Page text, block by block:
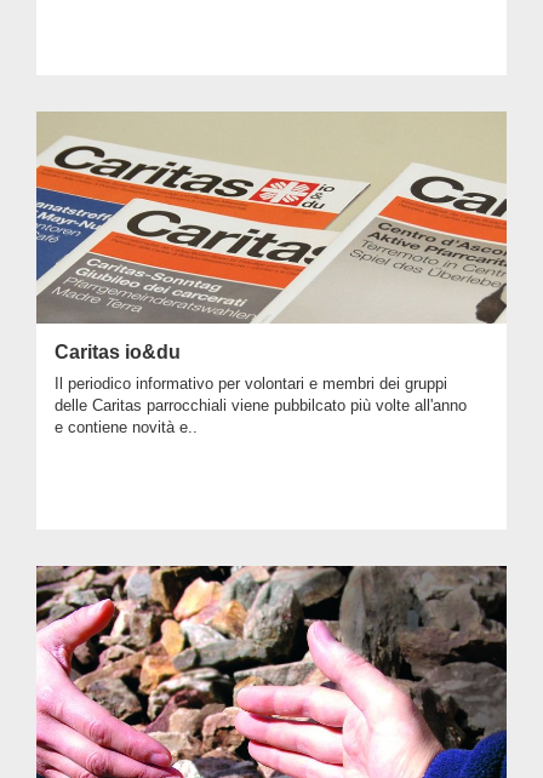
Caritas io&du
Il periodico informativo per volontari e membri dei gruppi
delle Caritas parrocchiali viene pubbilcato più volte all'anno
e contiene novità e..